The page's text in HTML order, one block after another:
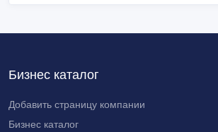
Бизнес каталог
Добавить страницу компании
Бизнес каталог